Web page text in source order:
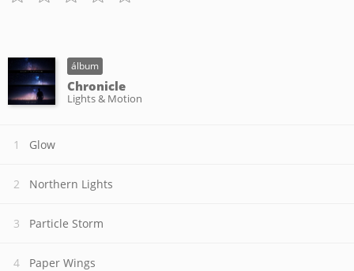
álbum
Chronicle
Lights & Motion
Glow
Northern Lights
Particle Storm
Paper Wings